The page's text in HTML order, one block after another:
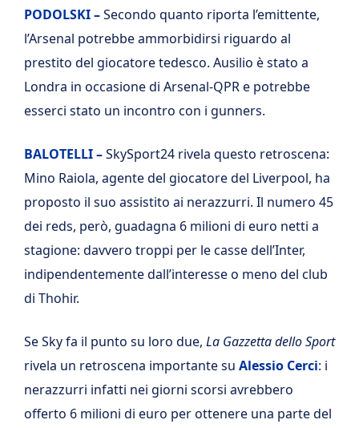
PODOLSKI –Secondo quanto riporta l’emittente,
l’Arsenal potrebbe ammorbidirsi riguardo al
prestito del giocatore tedesco. Ausilio è stato a
Londra in occasione di Arsenal-QPR e potrebbe
esserci stato un incontro con i gunners.
BALOTELLI –SkySport24 rivela questo retroscena:
Mino Raiola, agente del giocatore del Liverpool, ha
proposto il suo assistito ai nerazzurri. Il numero 45
dei reds, però, guadagna 6 milioni di euro netti a
stagione: davvero troppi per le casse dell’Inter,
indipendentemente dall’interesse o meno del club
di Thohir.
Se Sky fa il punto su loro due, La Gazzetta dello Sport
rivela un retroscena importante su Alessio Cerci: i
nerazzurri infatti nei giorni scorsi avrebbero
offerto 6 milioni di euro per ottenere una parte del